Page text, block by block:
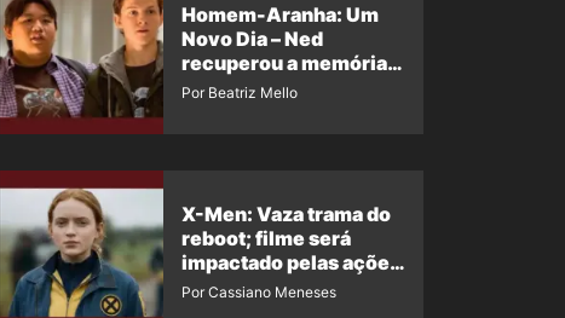
Homem-Aranha: Um
Novo Dia – Ned
recuperou a memória?
Ator quebra o silêncio
Por Beatriz Mello
X-Men: Vaza trama do
reboot; filme será
impactado pelas ações
de Jean Grey em
Por Cassiano Meneses